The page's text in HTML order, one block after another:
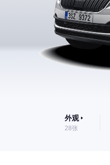
外观
28张